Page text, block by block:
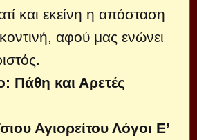
και εκείνη η απόσταση
αφού μας ενώνει
Πάθη και Αρετές
Αγιορείτου Λόγοι Ε’